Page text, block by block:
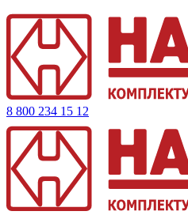
8 800 234 15 12